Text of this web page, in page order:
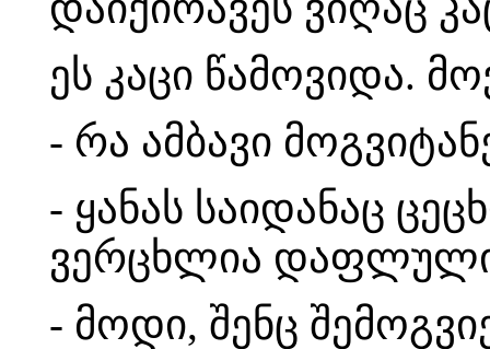
ეს კაცი წამოვიდა.
- რა ამბავი
- ყანას საიდანაც
ვერცხლია
- მოდი, შენც